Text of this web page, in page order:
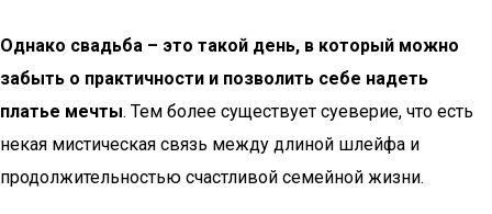
Однако свадьба – это такой день, в который можно
забыть о практичности и позволить себе надеть
платье мечты. Тем более существует суеверие, что есть
некая мистическая связь между длиной шлейфа и
продолжительностью счастливой семейной жизни.